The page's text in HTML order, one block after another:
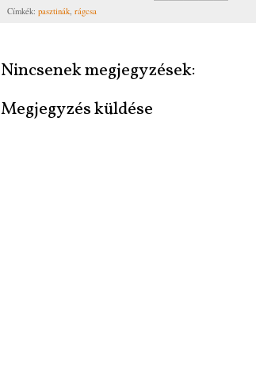
Címkék: pasztinák, rágcsa
Nincsenek megjegyzések:
Megjegyzés küldése